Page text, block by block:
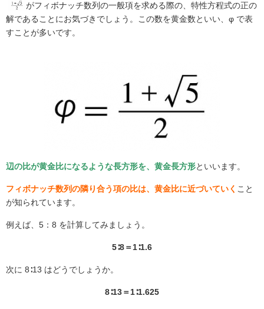
がフィボナッチ数列の一般項を求める際の、特性方程式の正の
解であることにお気づきでしょう。この数を黄金数といい、φ で表
すことが多いです。
辺の比が黄金比になるような長方形を、黄金長方形といいます。
フィボナッチ数列の隣り合う項の比は、黄金比に近づいていく こと
が知られています。
例えば、5：8 を計算してみましょう。
5∶8＝1∶1.6
次に 8∶13 はどうでしょうか。
8∶13＝1∶1.625